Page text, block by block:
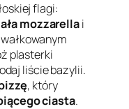
flagi:
mozzarellai
plasterki
liście bazylii.
, który
ciasta.